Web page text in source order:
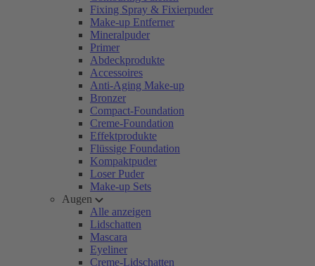
Fixing Spray & Fixierpuder
Make-up Entferner
Mineralpuder
Primer
Abdeckprodukte
Accessoires
Anti-Aging Make-up
Bronzer
Compact-Foundation
Creme-Foundation
Effektprodukte
Flüssige Foundation
Kompaktpuder
Loser Puder
Make-up Sets
Augen
Alle anzeigen
Lidschatten
Mascara
Eyeliner
Creme-Lidschatten